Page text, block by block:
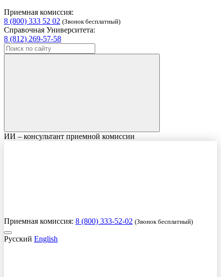
Приемная комиссия:
8 (800) 333 52 02 (Звонок бесплатный)
Справочная Университета:
8 (812) 269-57-58
ИИ – консультант приемной комиссии
Приемная комиссия: 8 (800) 333-52-02 (Звонок бесплатный)
Русский English